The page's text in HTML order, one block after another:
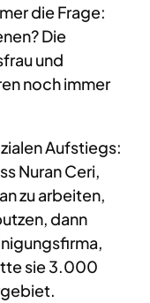
die Frage:
Die
und
noch immer
Aufstiegs:
Nuran Ceri,
zu arbeiten,
dann
sie 3.000